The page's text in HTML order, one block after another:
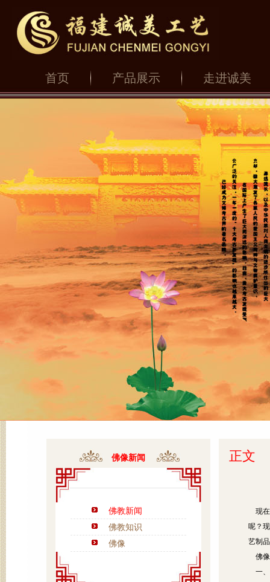
首页 产品展示 走进诚美
佛像新闻
佛教新闻
佛教知识
佛像
正文
现在
呢？
艺制
佛像
一、